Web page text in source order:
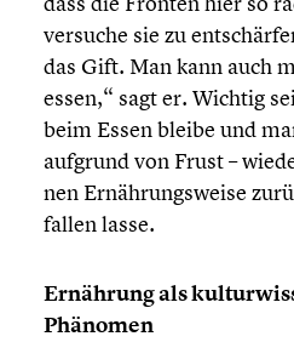
versuche sie zu
das Gift. Man kann auch
essen,“ sagt er. Wichtig
beim Essen bleibe und
aufgrund von Frust –
nen Ernäh­rungs­weise
fallen lasse.
Ernährung als
Phänomen